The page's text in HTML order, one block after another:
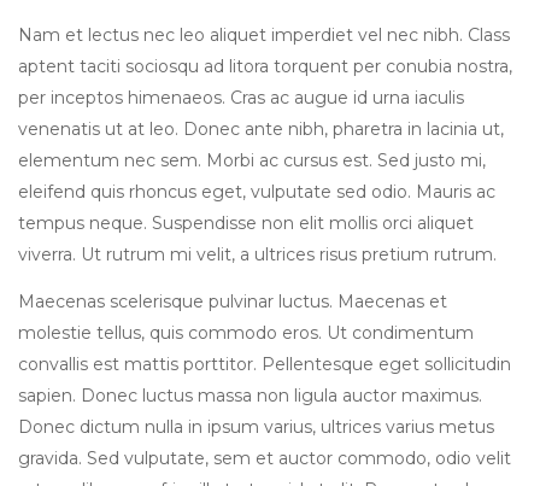
Nam et lectus nec leo aliquet imperdiet vel nec nibh. Class
aptent taciti sociosqu ad litora torquent per conubia nostra,
per inceptos himenaeos. Cras ac augue id urna iaculis
venenatis ut at leo. Donec ante nibh, pharetra in lacinia ut,
elementum nec sem. Morbi ac cursus est. Sed justo mi,
eleifend quis rhoncus eget, vulputate sed odio. Mauris ac
tempus neque. Suspendisse non elit mollis orci aliquet
viverra. Ut rutrum mi velit, a ultrices risus pretium rutrum.
Maecenas scelerisque pulvinar luctus. Maecenas et
molestie tellus, quis commodo eros. Ut condimentum
convallis est mattis porttitor. Pellentesque eget sollicitudin
sapien. Donec luctus massa non ligula auctor maximus.
Donec dictum nulla in ipsum varius, ultrices varius metus
gravida. Sed vulputate, sem et auctor commodo, odio velit